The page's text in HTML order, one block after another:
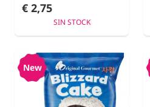
€ 2,75
SIN STOCK
New